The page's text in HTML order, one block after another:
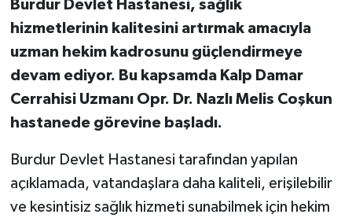
Burdur Devlet Hastanesi, sağlık
hizmetlerinin kalitesini artırmak amacıyla
uzman hekim kadrosunu güçlendirmeye
devam ediyor. Bu kapsamda Kalp Damar
Cerrahisi Uzmanı Opr. Dr. Nazlı Melis Coşkun
hastanede görevine başladı.
Burdur Devlet Hastanesi tarafından yapılan
açıklamada, vatandaşlara daha kaliteli, erişilebilir
ve kesintisiz sağlık hizmeti sunabilmek için hekim